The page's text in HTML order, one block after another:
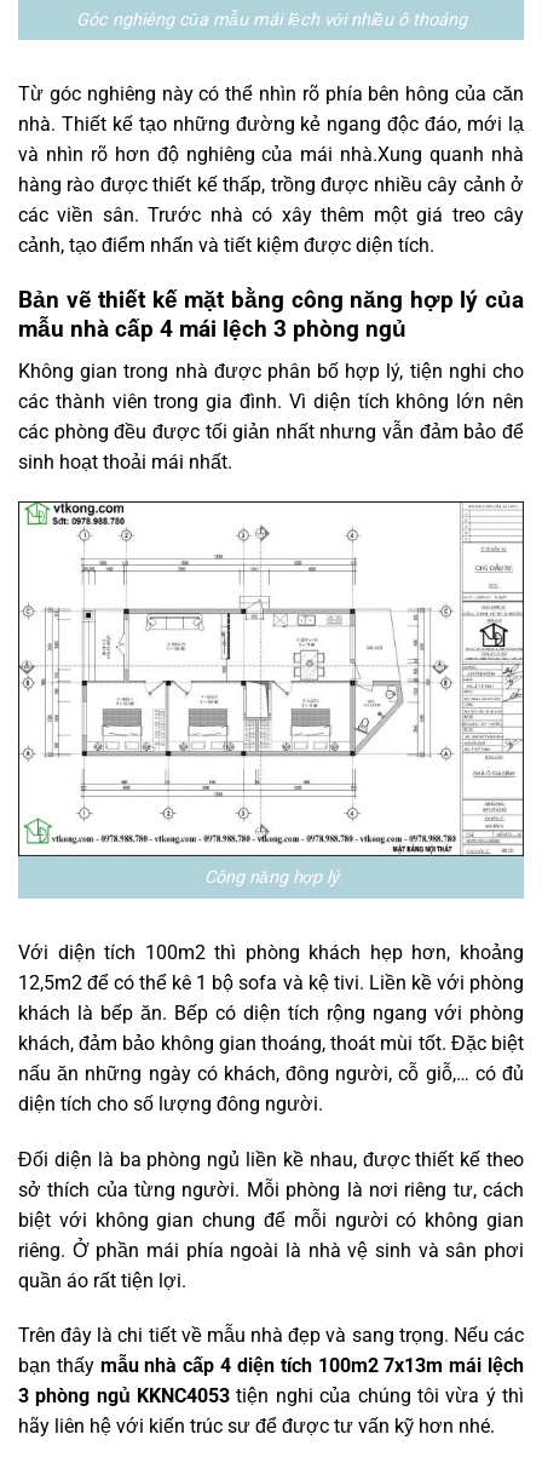
Góc nghiêng của mẫu mái lệch với nhiều ô thoáng
Từ góc nghiêng này có thể nhìn rõ phía bên hông của căn
nhà. Thiết kế tạo những đường kẻ ngang độc đáo, mới lạ
và nhìn rõ hơn độ nghiêng của mái nhà.Xung quanh nhà
hàng rào được thiết kế thấp, trồng được nhiều cây cảnh ở
các viền sân. Trước nhà có xây thêm một giá treo cây
cảnh, tạo điểm nhấn và tiết kiệm được diện tích.
Bản vẽ thiết kế mặt bằng công năng hợp lý của
mẫu nhà cấp 4 mái lệch 3 phòng ngủ
Không gian trong nhà được phân bố hợp lý, tiện nghi cho
các thành viên trong gia đình. Vì diện tích không lớn nên
các phòng đều được tối giản nhất nhưng vẫn đảm bảo để
sinh hoạt thoải mái nhất.
Công năng hợp lý
Với diện tích 100m2 thì phòng khách hẹp hơn, khoảng
12,5m2 để có thể kê 1 bộ sofa và kệ tivi. Liền kề với phòng
khách là bếp ăn. Bếp có diện tích rộng ngang với phòng
khách, đảm bảo không gian thoáng, thoát mùi tốt. Đặc biệt
nấu ăn những ngày có khách, đông người, cỗ giỗ,… có đủ
diện tích cho số lượng đông người.
Đối diện là ba phòng ngủ liền kề nhau, được thiết kế theo
sở thích của từng người. Mỗi phòng là nơi riêng tư, cách
biệt với không gian chung để mỗi người có không gian
riêng. Ở phần mái phía ngoài là nhà vệ sinh và sân phơi
quần áo rất tiện lợi.
Trên đây là chi tiết về mẫu nhà đẹp và sang trọng. Nếu các
bạn thấy mẫu nhà cấp 4 diện tích 100m2 7x13m mái lệch
3 phòng ngủ KKNC4053 tiện nghi của chúng tôi vừa ý thì
hãy liên hệ với kiến trúc sư để được tư vấn kỹ hơn nhé.